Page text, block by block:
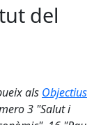
del
als Objectius
3 "Salut i